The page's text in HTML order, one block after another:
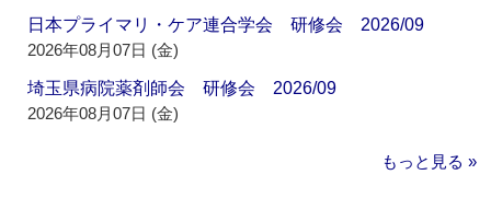
日本プライマリ・ケア連合学会 研修会 2026/09
2026年08月07日 (金)
埼玉県病院薬剤師会 研修会 2026/09
2026年08月07日 (金)
もっと見る »